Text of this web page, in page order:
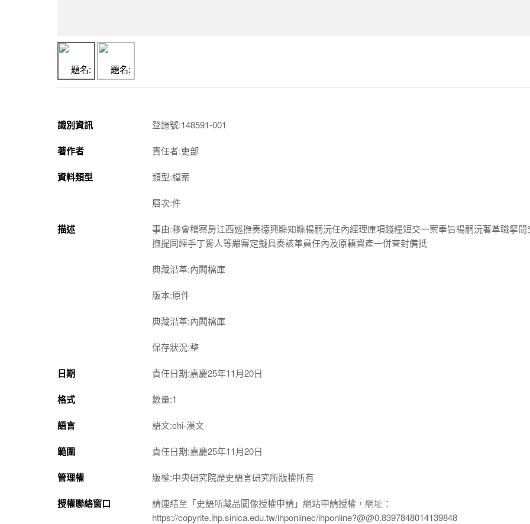
識別資訊 登錄號:148591-001
著作者 責任者:吏部
資料類型 類型:檔案
層次:件
描述
事由:移會稽察房江西巡撫奏德興縣知縣楊嗣沅任內經理庫項錢糧短交一案奉旨楊嗣沅著革職拏問
撫提同經手丁胥人等嚴審定擬具奏該革員任內及原籍資產一併查封備抵
典藏沿革:內閣檔庫
版本:原件
典藏沿革:內閣檔庫
保存狀況:整
日期 責任日期:嘉慶25年11月20日
格式 數量:1
語言 語文:chi-漢文
範圍 責任日期:嘉慶25年11月20日
管理權 版權:中央研究院歷史語言研究所版權所有
授權聯絡窗口
請連結至「史語所藏品圖像授權申請」網站申請授權，網址：
https://copyrite.ihp.sinica.edu.tw/ihponlinec/ihponline?@@0.8397848014139848